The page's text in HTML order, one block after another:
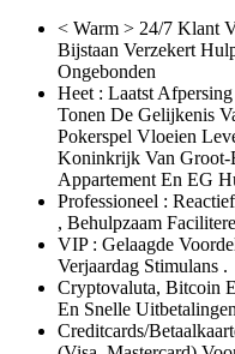
< Warm > 24/7 Klant
Bijstaan Verzekert
Ongebonden
Heet : Laatst
Tonen De Gelijkenis
Pokerspel Vloeien
Koninkrijk Van Groot-
Appartement En EG
Professioneel :
, Behulpzaam
VIP : Gelaagde
Verjaardag Stimulans .
Cryptovaluta, Bitcoin
En Snelle
Creditcards/